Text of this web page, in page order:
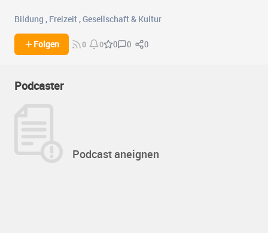
Bildung , Freizeit ,Gesellschaft & Kultur
Folgen 0 0 0 0 0
Podcaster
Podcast aneignen